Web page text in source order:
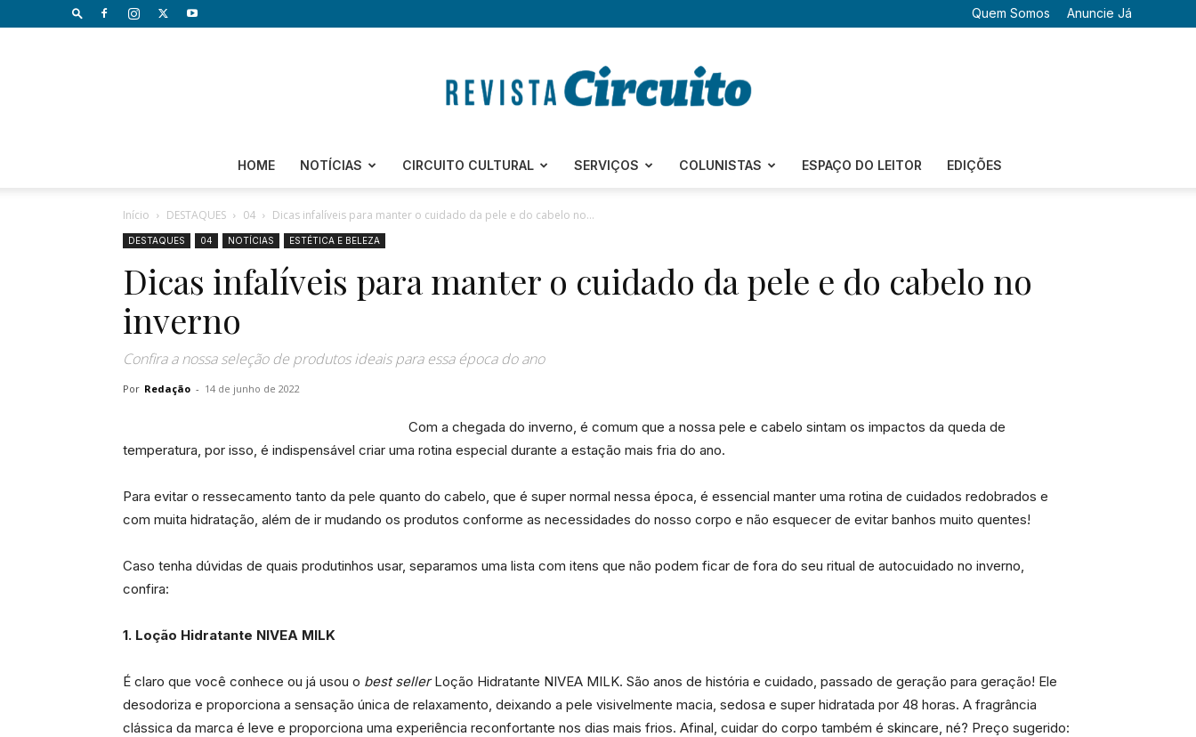
Quem Somos Anuncie Já
Revista
Circuito
Portal
HOME NOTÍCIAS CIRCUITO CULTURAL SERVIÇOS COLUNISTAS ESPAÇO DO LEITOR EDIÇÕES
Início DESTAQUES 04 Dicas infalíveis para manter o cuidado da pele e do cabelo no...
DESTAQUES 04 NOTÍCIAS ESTÉTICA E BELEZA
Dicas infalíveis para manter o cuidado da pele e do cabelo no
inverno
Confira a nossa seleção de produtos ideais para essa época do ano
Por Redação - 14 de junho de 2022
Com a chegada do inverno, é comum que a nossa pele e cabelo sintam os impactos da queda de
temperatura, por isso, é indispensável criar uma rotina especial durante a estação mais fria do ano.
Para evitar o ressecamento tanto da pele quanto do cabelo, que é super normal nessa época, é essencial manter uma rotina de cuidados redobrados e
com muita hidratação, além de ir mudando os produtos conforme as necessidades do nosso corpo e não esquecer de evitar banhos muito quentes!
Caso tenha dúvidas de quais produtinhos usar, separamos uma lista com itens que não podem ficar de fora do seu ritual de autocuidado no inverno,
confira:
1. Loção Hidratante NIVEA MILK
É claro que você conhece ou já usou o best sellerLoção Hidratante NIVEA MILK. São anos de história e cuidado, passado de geração para geração! Ele
desodoriza e proporciona a sensação única de relaxamento, deixando a pele visivelmente macia, sedosa e super hidratada por 48 horas. A fragrância
clássica da marca é leve e proporciona uma experiência reconfortante nos dias mais frios. Afinal, cuidar do corpo também é skincare, né? Preço sugerido: